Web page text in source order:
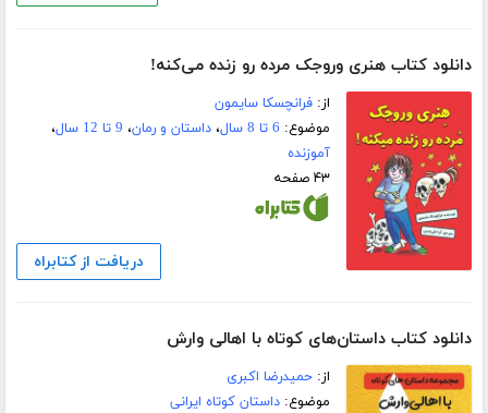
دانلود کتاب هنری وروجک مرده رو زنده می‌کنه!
از:فرانچسکا سایمون
موضوع: 6 تا 8 سال ،داستان و رمان، 9 تا 12 سال
،
آموزنده
۴۳ صفحه
دریافت از کتابراه
دانلود کتاب داستان‌های کوتاه با اهالی وارش
از:حمیدرضا اکبری
موضوع:داستان کوتاه ایرانی